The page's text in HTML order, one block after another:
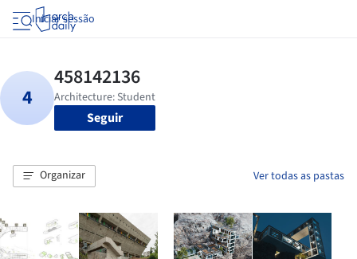
Iniciar sessão
Seguir
Organizar Ver todas as pastas